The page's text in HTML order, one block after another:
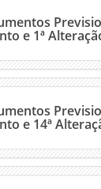
e 1ª
e 14ª